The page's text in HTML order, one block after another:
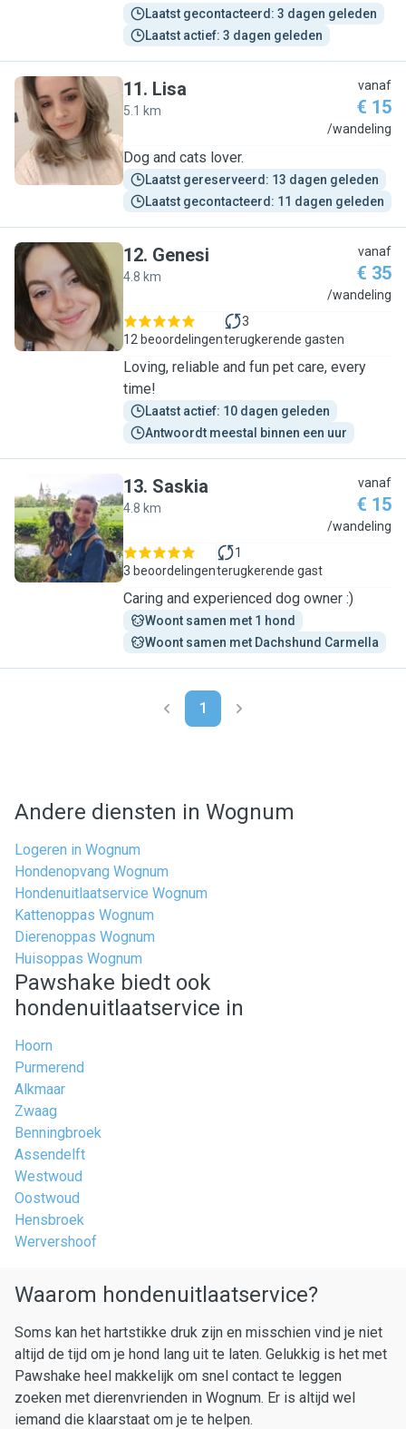
Laatst gecontacteerd: 3 dagen geleden
Laatst actief: 3 dagen geleden
L
11. Lisa
5.1 km
vanaf
€ 15
/wandeling
Dog and cats lover.
Laatst gereserveerd: 13 dagen geleden
Laatst gecontacteerd: 11 dagen geleden
G
12. Genesi
4.8 km
vanaf
€ 35
/wandeling
12 beoordelingen
3
terugkerende gasten
Loving, reliable and fun pet care, every
time!
Laatst actief: 10 dagen geleden
Antwoordt meestal binnen een uur
S
13. Saskia
4.8 km
vanaf
€ 15
/wandeling
3 beoordelingen
1
terugkerende gast
Caring and experienced dog owner :)
Woont samen met 1 hond
Woont samen met Dachshund Carmella
1
Andere diensten in Wognum
Logeren in Wognum
Hondenopvang Wognum
Hondenuitlaatservice Wognum
Kattenoppas Wognum
Dierenoppas Wognum
Huisoppas Wognum
Pawshake biedt ook
hondenuitlaatservice in
Hoorn
Purmerend
Alkmaar
Zwaag
Benningbroek
Assendelft
Westwoud
Oostwoud
Hensbroek
Wervershoof
Waarom hondenuitlaatservice?
Soms kan het hartstikke druk zijn en misschien vind je niet
altijd de tijd om je hond lang uit te laten. Gelukkig is het met
Pawshake heel makkelijk om snel contact te leggen
zoeken met dierenvrienden in Wognum. Er is altijd wel
iemand die klaarstaat om je te helpen.